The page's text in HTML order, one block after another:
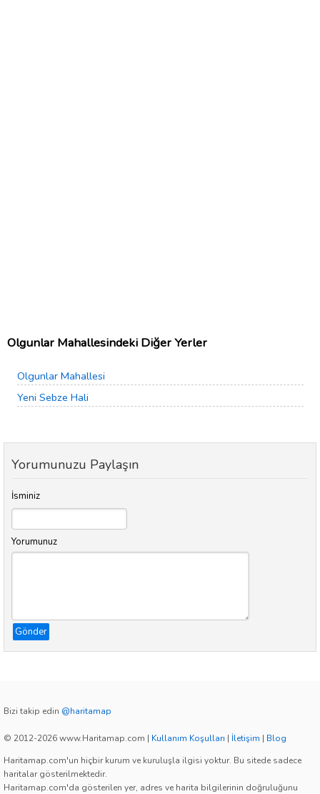
Olgunlar Mahallesindeki Diğer Yerler
Olgunlar Mahallesi
Yeni Sebze Hali
Yorumunuzu Paylaşın
İsminiz
Yorumunuz
Gönder
Bizi takip edin @haritamap
© 2012-2026 www.Haritamap.com | Kullanım Koşulları | İletişim | Blog
Haritamap.com'un hiçbir kurum ve kuruluşla ilgisi yoktur. Bu sitede sadece
haritalar gösterilmektedir.
Haritamap.com'da gösterilen yer, adres ve harita bilgilerinin doğruluğunu